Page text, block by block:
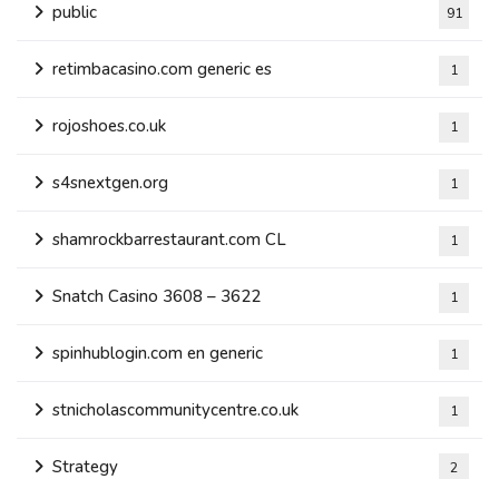
public 91
retimbacasino.com generic es 1
rojoshoes.co.uk 1
s4snextgen.org 1
shamrockbarrestaurant.com CL 1
Snatch Casino 3608 – 3622 1
spinhublogin.com en generic 1
stnicholascommunitycentre.co.uk 1
Strategy 2